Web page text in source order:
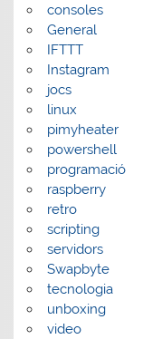
consoles
General
IFTTT
Instagram
jocs
linux
pimyheater
powershell
programació
raspberry
retro
scripting
servidors
Swapbyte
tecnologia
unboxing
video